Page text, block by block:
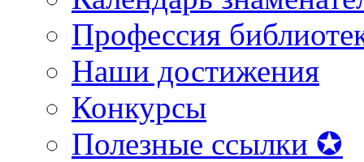
Профессия
Наши достижения
Конкурсы
Полезные ссылки ✪